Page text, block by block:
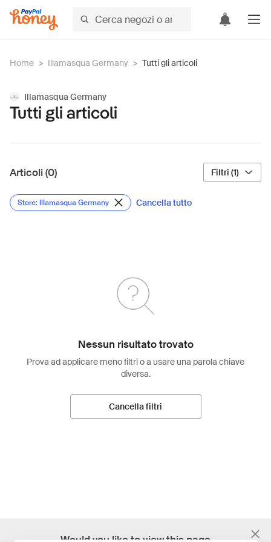
Home > Illamasqua Germany > Tutti gli articoli
Illamasqua Germany
Tutti gli articoli
Articoli (0) Filtri (1)
Store: Illamasqua Germany Cancella tutto
Nessun risultato trovato
Prova ad applicare meno filtri o a usare una parola chiave
diversa.
Cancella filtri